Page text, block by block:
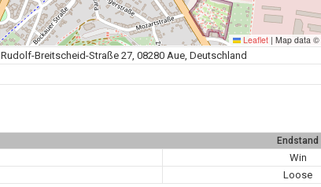
Leaflet | Map data ©
Rudolf-Breitscheid-Straße 27, 08280 Aue, Deutschland
Endstand
Win
Loose